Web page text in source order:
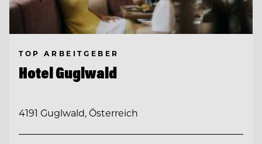
TOP ARBEITGEBER
Hotel Guglwald
4191 Guglwald, Österreich